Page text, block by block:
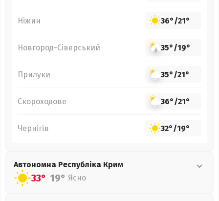
Ніжин 36°/21°
Новгород-Сіверський 35°/19°
Прилуки 35°/21°
Скороходове 36°/21°
Чернігів 32°/19°
Автономна Республіка Крим
33° 19° Ясно